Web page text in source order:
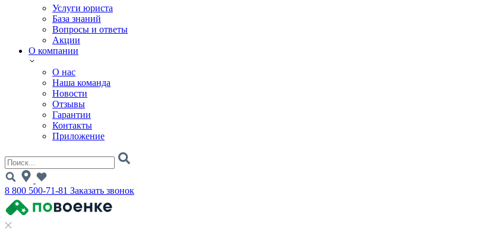
Услуги юриста
База знаний
Вопросы и ответы
Акции
О компании
О нас
Наша команда
Новости
Отзывы
Гарантии
Контакты
Приложение
8 800 500-71-81 Заказать звонок